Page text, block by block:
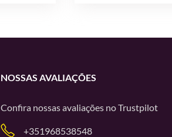
NOSSAS AVALIAÇÕES
Confira nossas avaliações noTrustpilot
+351968538548